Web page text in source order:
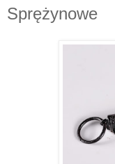
Sprężynowe